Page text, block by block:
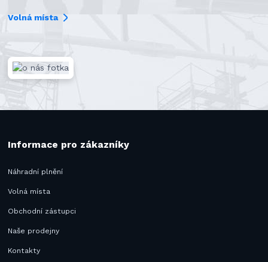
Volná místa
Informace pro zákazníky
Náhradní plnění
Volná místa
Obchodní zástupci
Naše prodejny
Kontakty